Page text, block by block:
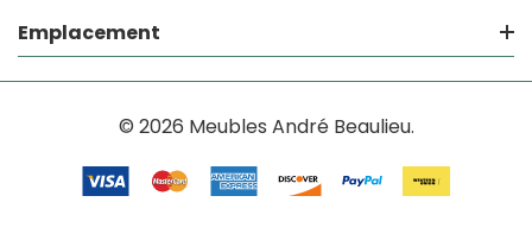
Emplacement
© 2026 Meubles André Beaulieu.